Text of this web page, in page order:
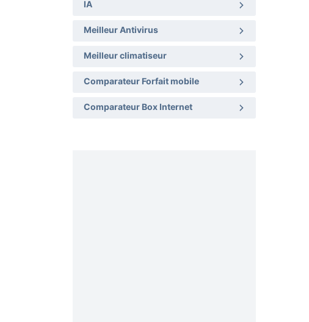
IA
Meilleur Antivirus
Meilleur climatiseur
Comparateur Forfait mobile
Comparateur Box Internet